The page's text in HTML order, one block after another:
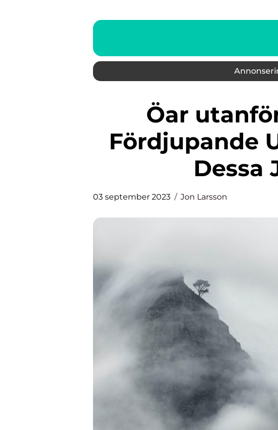
Öar utanför Afrika: En
Fördjupande
Dessa
03 september 2023 Jon Larsson